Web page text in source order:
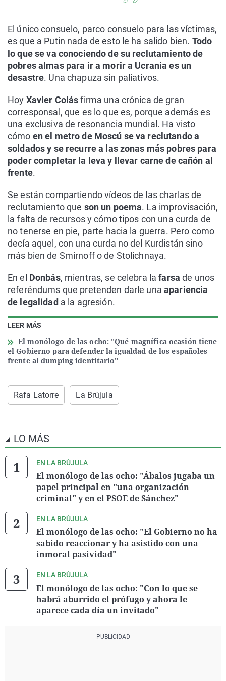
LEER MÁS
El monólogo de las ocho: "Qué magnífica ocasión tiene
el Gobierno para defender la igualdad de los españoles
frente al dumping identitario"
El único consuelo, parco consuelo para las víctimas,
es que a Putin nada de esto le ha salido bien. Todo
lo que se va conociendo de su reclutamiento de
pobres almas para ir a morir a Ucrania es un
desastre. Una chapuza sin paliativos.
Hoy Xavier Colásfirma una crónica de gran
corresponsal, que es lo que es, porque además es
una exclusiva de resonancia mundial. Ha visto
cómo en el metro de Moscú se va reclutando a
soldados y se recurre a las zonas más pobres para
poder completar la leva y llevar carne de cañón al
frente.
Se están compartiendo vídeos de las charlas de
reclutamiento que son un poema. La improvisación,
la falta de recursos y cómo tipos con una curda de
no tenerse en pie, parte hacia la guerra. Pero como
decía aquel, con una curda no del Kurdistán sino
más bien de Smirnoff o de Stolichnaya.
En el Donbás, mientras, se celebra lafarsade unos
referéndums que pretenden darle unaapariencia
de legalidad a la agresión.
Rafa Latorre La Brújula
LO MÁS
EN LA BRÚJULA
El monólogo de las ocho: "Ábalos jugaba un
papel principal en "una organización
criminal" y en el PSOE de Sánchez"
EN LA BRÚJULA
El monólogo de las ocho: "El Gobierno no ha
sabido reaccionar y ha asistido con una
inmoral pasividad"
EN LA BRÚJULA
El monólogo de las ocho: "Con lo que se
habrá aburrido el prófugo y ahora le
aparece cada día un invitado"